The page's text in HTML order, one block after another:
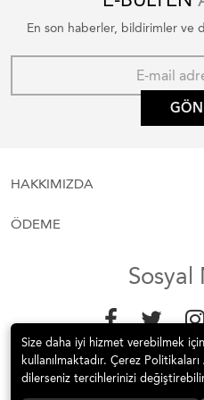
En son haberler, bildirimler ve
HAKKIMIZDA
ÖDEME
Sosyal
Size daha iyi hizmet verebilmek
kullanılmaktadır. Çerez
dilerseniz tercihlerinizi